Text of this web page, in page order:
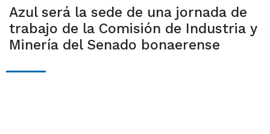
Azul será la sede de una jornada de
trabajo de la Comisión de Industria y
Minería del Senado bonaerense